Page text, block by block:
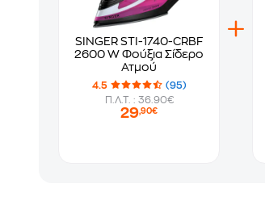
SINGER STI-1740-CRBF
2600 W Φούξια Σίδερο
Ατμού
4.5
(95)
Π.Λ.Τ. : 36.90€
29,90€